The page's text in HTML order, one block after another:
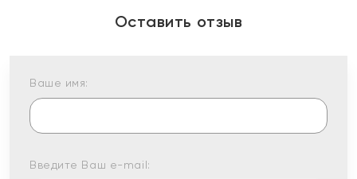
Оставить отзыв
Ваше имя:
Введите Ваш e-mail: